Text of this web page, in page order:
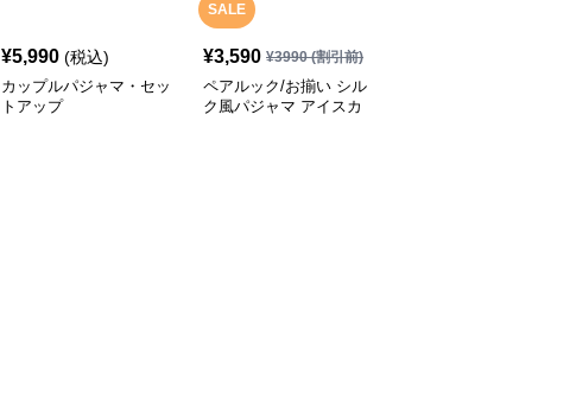
¥5,990 (税込)
カップルパジャマ・セッ
トアップ
SALE
¥3,590 ¥3990(割引前)
ペアルック/お揃い シル
ク風パジャマ アイスカ